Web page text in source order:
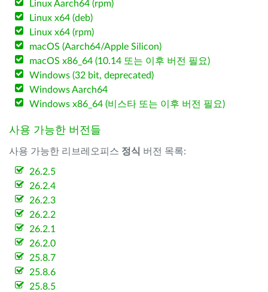
Linux Aarch64 (rpm)
Linux x64 (deb)
Linux x64 (rpm)
macOS (Aarch64/Apple Silicon)
macOS x86_64 (10.14 또는 이후 버전 필요)
Windows (32 bit, deprecated)
Windows Aarch64
Windows x86_64 (비스타 또는 이후 버전 필요)
사용 가능한 버전들
사용 가능한 리브레오피스 정식 버전 목록:
26.2.5
26.2.4
26.2.3
26.2.2
26.2.1
26.2.0
25.8.7
25.8.6
25.8.5